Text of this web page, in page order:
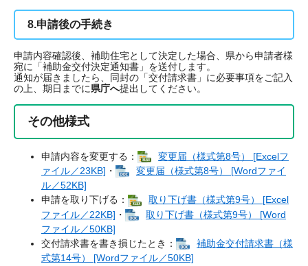
8.申請後の手続き
申請内容確認後、補助住宅として決定した場合、県から申請者様
宛に「補助金交付決定通知書」を送付します。
通知が届きましたら、同封の「交付請求書」に必要事項をご記入
の上、期日までに県庁へ提出してください。
その他様式
申請内容を変更する：
変更届（様式第8号） [Excelフ
ァイル／23KB] ・
変更届（様式第8号） [Wordファイ
ル／52KB]
申請を取り下げる：
取り下げ書（様式第9号） [Excel
ファイル／22KB] ・
取り下げ書（様式第9号） [Word
ファイル／50KB]
交付請求書を書き損じたとき：
補助金交付請求書（様
式第14号） [Wordファイル／50KB]